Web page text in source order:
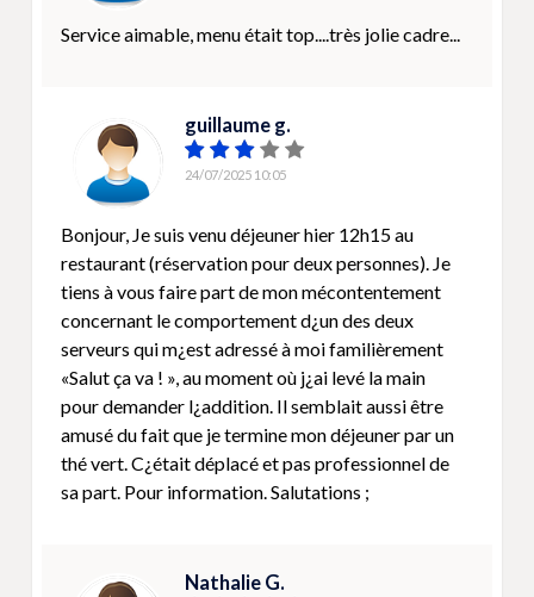
Service aimable, menu était top....très jolie cadre...
guillaume g.
24/07/2025 10:05
Bonjour, Je suis venu déjeuner hier 12h15 au
restaurant (réservation pour deux personnes). Je
tiens à vous faire part de mon mécontentement
concernant le comportement d¿un des deux
serveurs qui m¿est adressé à moi familièrement
«Salut ça va ! », au moment où j¿ai levé la main
pour demander l¿addition. Il semblait aussi être
amusé du fait que je termine mon déjeuner par un
thé vert. C¿était déplacé et pas professionnel de
sa part. Pour information. Salutations ;
Nathalie G.